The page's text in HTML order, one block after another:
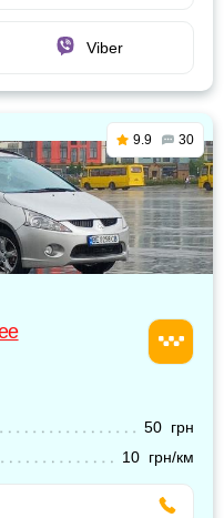
Viber
9.9 30
50 грн
10 грн/км